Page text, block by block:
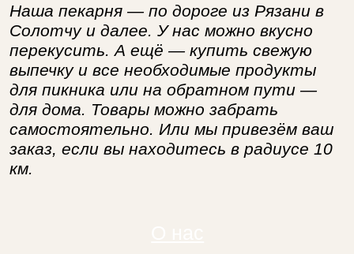
Наша пекарня — по дороге из Рязани в
Солотчу и далее. У нас можно вкусно
перекусить. А ещё — купить свежую
выпечку и все необходимые продукты
для пикника или на обратном пути —
для дома. Товары можно забрать
самостоятельно. Или мы привезём ваш
заказ, если вы находитесь в радиусе 10
км.